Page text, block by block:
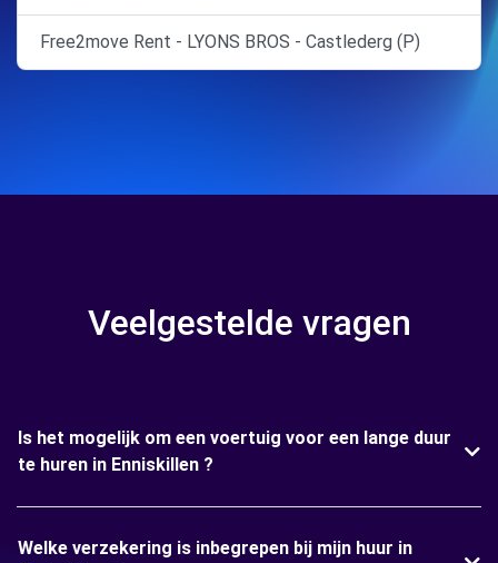
Free2move Rent - LYONS BROS - Castlederg (P)
Veelgestelde vragen
Is het mogelijk om een voertuig voor een lange duur
te huren in Enniskillen ?
Welke verzekering is inbegrepen bij mijn huur in